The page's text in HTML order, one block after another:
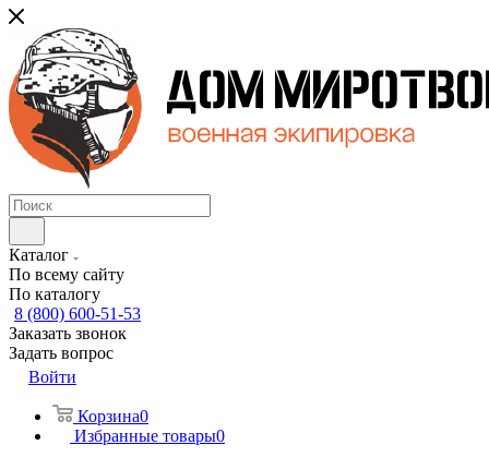
Каталог
По всему сайту
По каталогу
8 (800) 600-51-53
Заказать звонок
Задать вопрос
Войти
Корзина0
Избранные товары0